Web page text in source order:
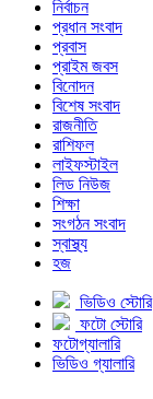
নির্বাচন
প্রধান সংবাদ
প্রবাস
প্রাইম জবস
বিনোদন
বিশেষ সংবাদ
রাজনীতি
রাশিফল
লাইফস্টাইল
লিড নিউজ
শিক্ষা
সংগঠন সংবাদ
স্বাস্থ্য
হজ
ভিডিও স্টোরি
ফটো স্টোরি
ফটোগ্যালারি
ভিডিও গ্যালারি